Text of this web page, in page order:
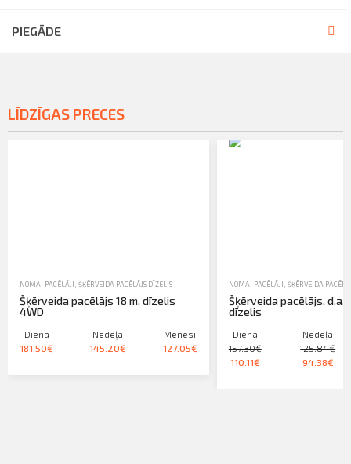
PIEGĀDE
LĪDZĪGAS PRECES
NOMA PACĒLĀJI ŠĶĒRVEIDA PACĒLĀJS DĪZELIS
Šķērveida pacēlājs 18 m, dīzelis
4WD
Dienā
181.50€
Nedēļā
145.20€
Mēnesī
127.05€
NOMA PACĒLĀJI ŠĶĒRVEIDA
Šķērveida pacēlājs, d.a.
dīzelis
Dienā
157.30€
110.11€
Nedēļā
125.84€
94.38€